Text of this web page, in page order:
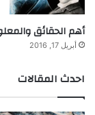
أهم الحقائق
أبريل 17, 2016
احدث المقالات